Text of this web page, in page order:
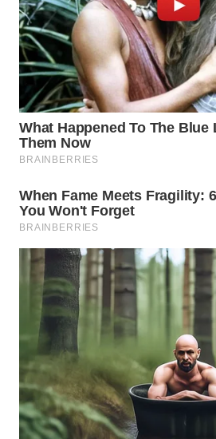
SUMEDANG
WN
CIANJUR
KEPULAUAN
SERIBU
WN
TANGERANG
WN
BINJAI
CIREBON
INDRAMAYU
WN